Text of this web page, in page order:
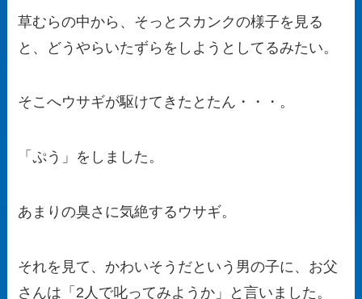
草むらの中から、そっとスカンクの様子を見る
と、どうやらいたずらをしようとしてるみたい。
そこへウサギが駆けてきたとたん・・・。
「ぷう」をしました。
あまりの臭さに気絶するウサギ。
それを見て、かわいそうだという男の子に、お父
さんは「2人で叱ってみようか」と言いました。